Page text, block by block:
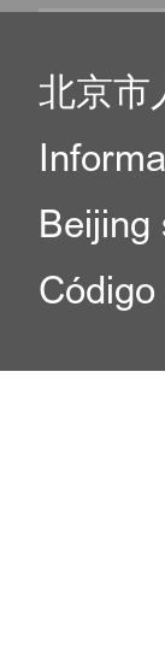
北京市
Beijing